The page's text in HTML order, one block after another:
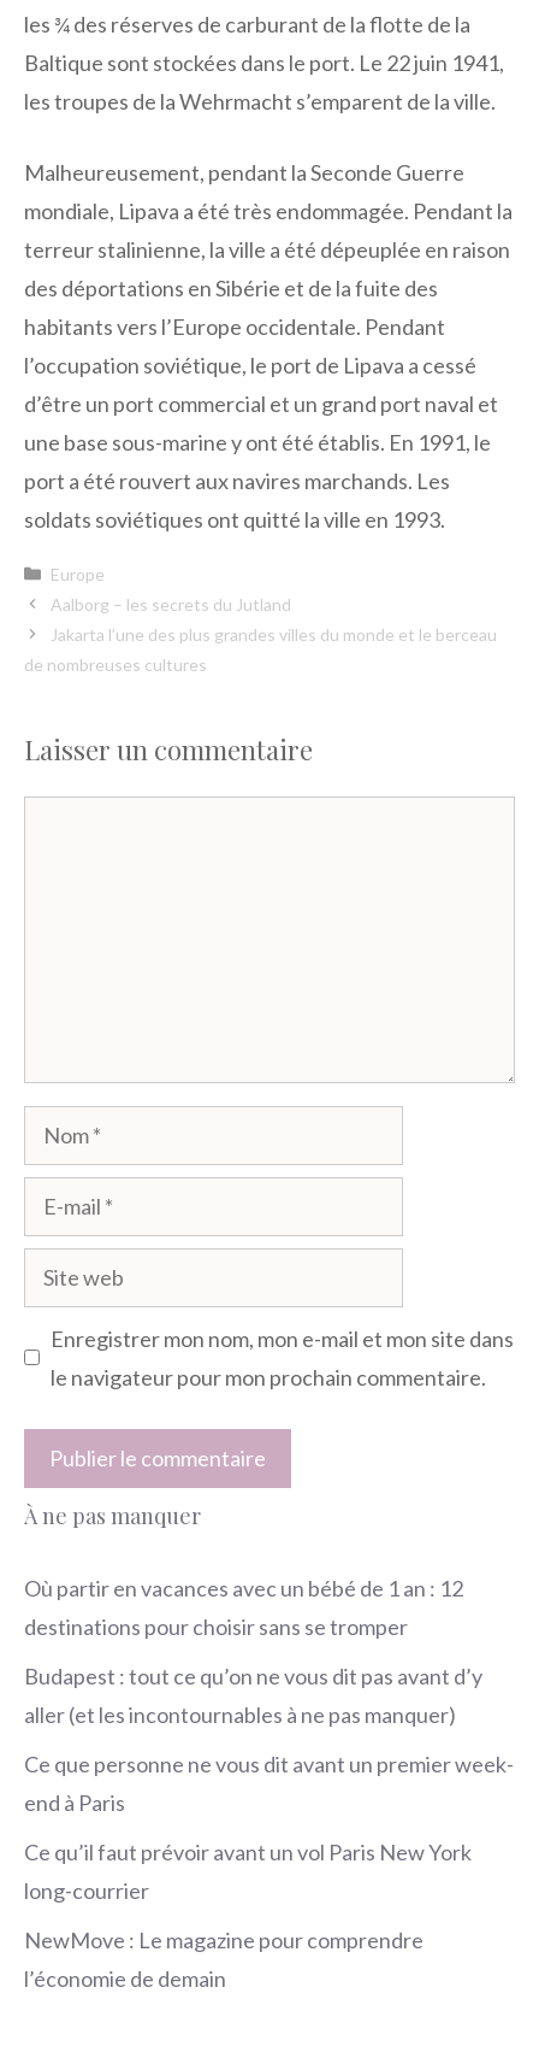
les ¾ des réserves de carburant de la flotte de la
Baltique sont stockées dans le port. Le 22 juin 1941,
les troupes de la Wehrmacht s’emparent de la ville.
Malheureusement, pendant la Seconde Guerre
mondiale, Lipava a été très endommagée. Pendant la
terreur stalinienne, la ville a été dépeuplée en raison
des déportations en Sibérie et de la fuite des
habitants vers l’Europe occidentale. Pendant
l’occupation soviétique, le port de Lipava a cessé
d’être un port commercial et un grand port naval et
une base sous-marine y ont été établis. En 1991, le
port a été rouvert aux navires marchands. Les
soldats soviétiques ont quitté la ville en 1993.
Catégories
Europe
Aalborg – les secrets du Jutland
Jakarta l’une des plus grandes villes du monde et le berceau
de nombreuses cultures
Laisser un commentaire
Nom
mail
Site
web
Enregistrer mon nom, mon e-mail et mon site dans
le navigateur pour mon prochain commentaire.
À ne pas manquer
Où partir en vacances avec un bébé de 1 an : 12
destinations pour choisir sans se tromper
Budapest : tout ce qu’on ne vous dit pas avant d’y
aller (et les incontournables à ne pas manquer)
Ce que personne ne vous dit avant un premier week-
end à Paris
Ce qu’il faut prévoir avant un vol Paris New York
long-courrier
NewMove : Le magazine pour comprendre
l’économie de demain